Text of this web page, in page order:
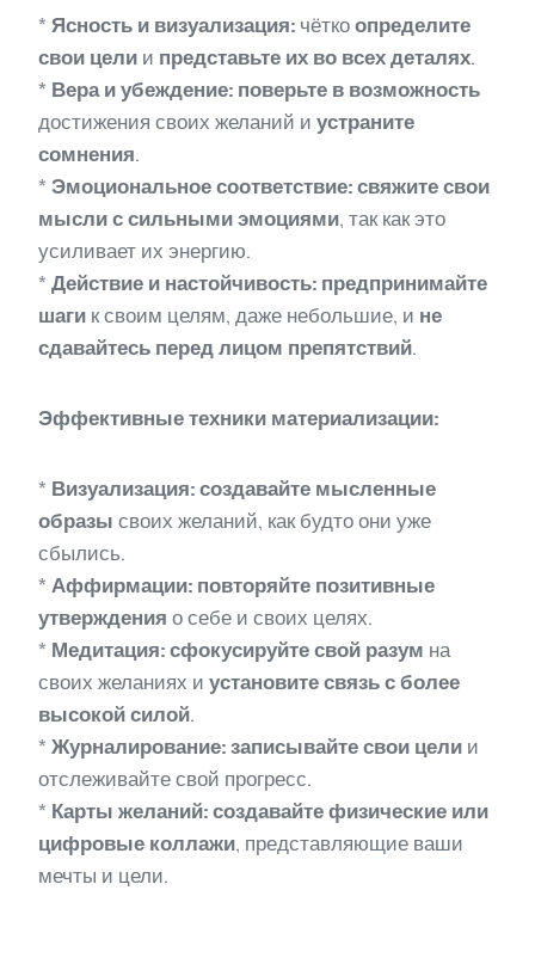
* Ясность и визуализация: чётко определите
свои цели и представьте их во всех деталях.
* Вера и убеждение: поверьте в возможность
достижения своих желаний и устраните
сомнения.
* Эмоциональное соответствие: свяжите свои
мысли с сильными эмоциями, так как это
усиливает их энергию.
* Действие и настойчивость: предпринимайте
шаги к своим целям, даже небольшие, и не
сдавайтесь перед лицом препятствий.
Эффективные техники материализации:
* Визуализация: создавайте мысленные
образы своих желаний, как будто они уже
сбылись.
* Аффирмации: повторяйте позитивные
утверждения о себе и своих целях.
* Медитация: сфокусируйте свой разум на
своих желаниях и установите связь с более
высокой силой.
* Журналирование: записывайте свои цели и
отслеживайте свой прогресс.
* Карты желаний: создавайте физические или
цифровые коллажи, представляющие ваши
мечты и цели.